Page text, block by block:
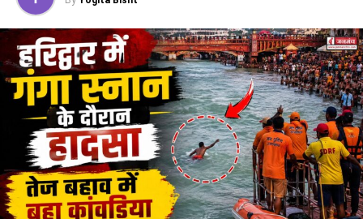
स्थानों पर आवश्यक व्यवस्थाएं
सुनिश्चित की जा रही हैं।
RELATED TOPICS:
UP NEXT
Dehradun DM disaster management meeting :
जिलाधिकारी डॉ. आशीष चौहान ने बुलाई आपात बैठक , मानसून से
पहले व्यवस्थाएं दुरुस्त करने के दिए निर्देश..